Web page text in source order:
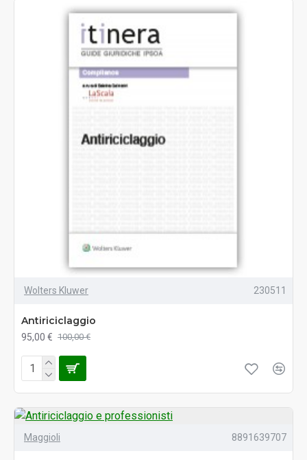
Wolters Kluwer 230511
Antiriciclaggio
95,00 € 100,00 €
Maggioli 8891639707